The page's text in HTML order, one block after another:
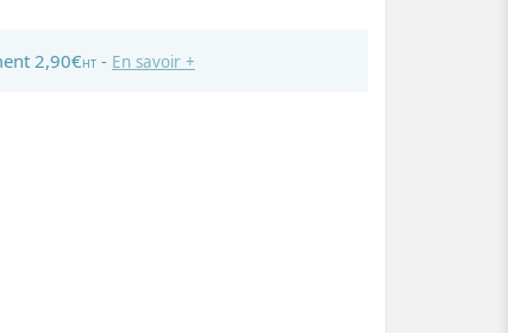
2,90€HT- En savoir +